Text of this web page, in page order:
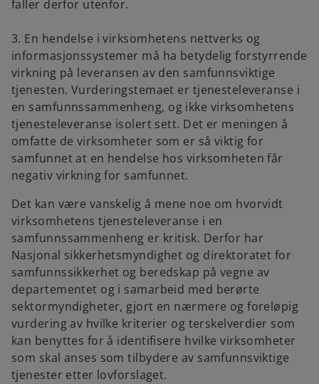
faller derfor utenfor.
3. En hendelse i virksomhetens nettverks og
informasjonssystemer må ha betydelig forstyrrende
virkning på leveransen av den samfunnsviktige
tjenesten. Vurderingstemaet er tjenesteleveranse i
en samfunnssammenheng, og ikke virksomhetens
tjenesteleveranse isolert sett. Det er meningen å
omfatte de virksomheter som er så viktig for
samfunnet at en hendelse hos virksomheten får
negativ virkning for samfunnet.
Det kan være vanskelig å mene noe om hvorvidt
virksomhetens tjenesteleveranse i en
samfunnssammenheng er kritisk. Derfor har
Nasjonal sikkerhetsmyndighet og direktoratet for
samfunnssikkerhet og beredskap på vegne av
departementet og i samarbeid med berørte
sektormyndigheter, gjort en nærmere og foreløpig
vurdering av hvilke kriterier og terskelverdier som
kan benyttes for å identifisere hvilke virksomheter
som skal anses som tilbydere av samfunnsviktige
tjenester etter lovforslaget.